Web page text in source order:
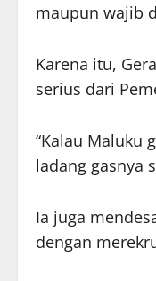
maupun wajib
Karena itu,
serius dari
“Kalau Maluku
ladang gasnya
Ia juga
dengan